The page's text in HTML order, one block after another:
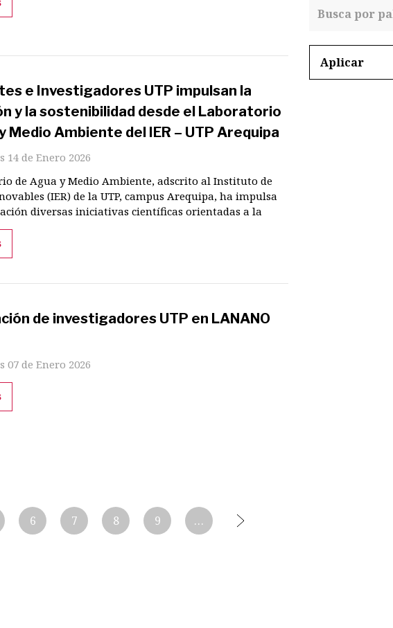
e Investigadores UTP impulsan la
y la sostenibilidad desde el Laboratorio
Medio Ambiente del IER – UTP Arequipa
14 de Enero 2026
de Agua y Medio Ambiente, adscrito al Instituto de
(IER) de la UTP, campus Arequipa, ha impulsa
diversas iniciativas científicas orientadas a la
de investigadores UTP en LANANO
07 de Enero 2026
6 7 8 9 …
Siguiente
Aplicar